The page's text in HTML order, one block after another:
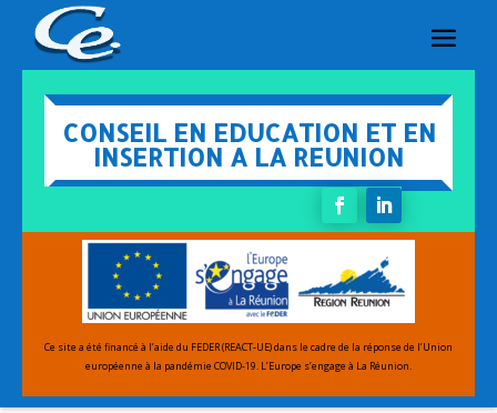
CONSEIL EN EDUCATION ET EN
INSERTION A LA REUNION
Ce site a été financé à l’aide du FEDER (REACT-UE) dans le cadre de la réponse de l’Union
européenne à la pandémie COVID-19. L’Europe s’engage à La Réunion.